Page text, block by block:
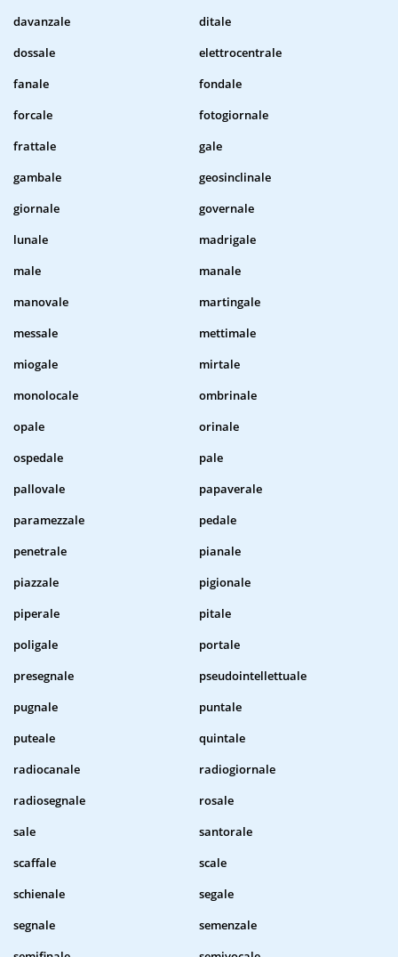
davanzale
ditale
dossale
elettrocentrale
fanale
fondale
forcale
fotogiornale
frattale
gale
gambale
geosinclinale
giornale
governale
lunale
madrigale
male
manale
manovale
martingale
messale
mettimale
miogale
mirtale
monolocale
ombrinale
opale
orinale
ospedale
pale
pallovale
papaverale
paramezzale
pedale
penetrale
pianale
piazzale
pigionale
piperale
pitale
poligale
portale
presegnale
pseudointellettuale
pugnale
puntale
puteale
quintale
radiocanale
radiogiornale
radiosegnale
rosale
sale
santorale
scaffale
scale
schienale
segale
segnale
semenzale